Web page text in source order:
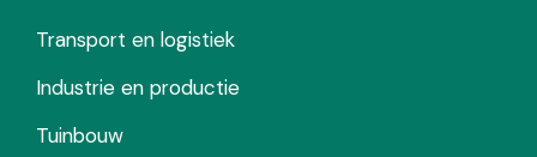
Transport en logistiek
Industrie en productie
Tuinbouw